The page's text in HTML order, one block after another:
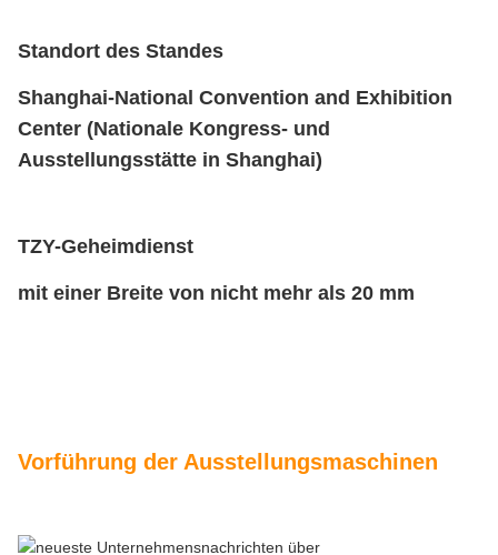
Standort des Standes
Shanghai-National Convention and Exhibition
Center (Nationale Kongress- und
Ausstellungsstätte in Shanghai)
TZY-Geheimdienst
mit einer Breite von nicht mehr als 20 mm
Vorführung der Ausstellungsmaschinen